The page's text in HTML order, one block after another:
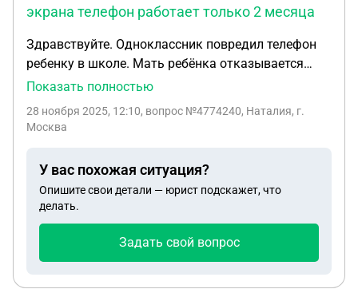
экрана телефон работает только 2 месяца
Здравствуйте. Одноклассник повредил телефон
ребенку в школе. Мать ребёнка отказывается
покупать новый. Предлагает заменить только
замены экрана телефон работает только 2
Показать полностью
28 ноября 2025, 12:10, вопрос №4774240, Наталия, г.
Москва
У вас похожая ситуация?
Опишите свои детали — юрист подскажет, что
делать.
Задать свой вопрос